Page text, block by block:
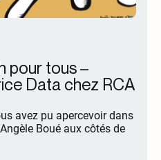
pour tous –
Data chez RCA
avez pu apercevoir dans
Boué aux côtés de